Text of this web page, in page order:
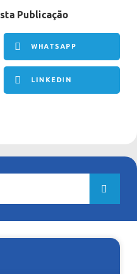
Publicação
WHATSAPP
LINKEDIN